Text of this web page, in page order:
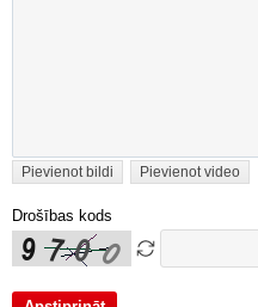
Pievienot bildi Pievienot video
Drošības kods